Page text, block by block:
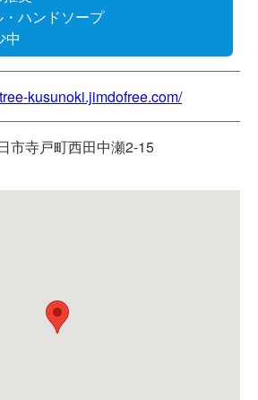
ハンドソープ
中
kusunoki.jimdofree.com/
市寺戸町西田中瀬2-15